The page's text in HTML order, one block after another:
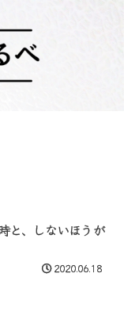
と、しないほうが
2020.06.18